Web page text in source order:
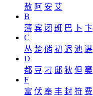
敖 阿 安 艾
B
薄 宾 闭 班 巴 卜 卞
C
丛 楚 储 初 迟 池 谌
D
都 豆 刁 邸 狄 但 窦
F
富 伏 奉 丰 封 符 费